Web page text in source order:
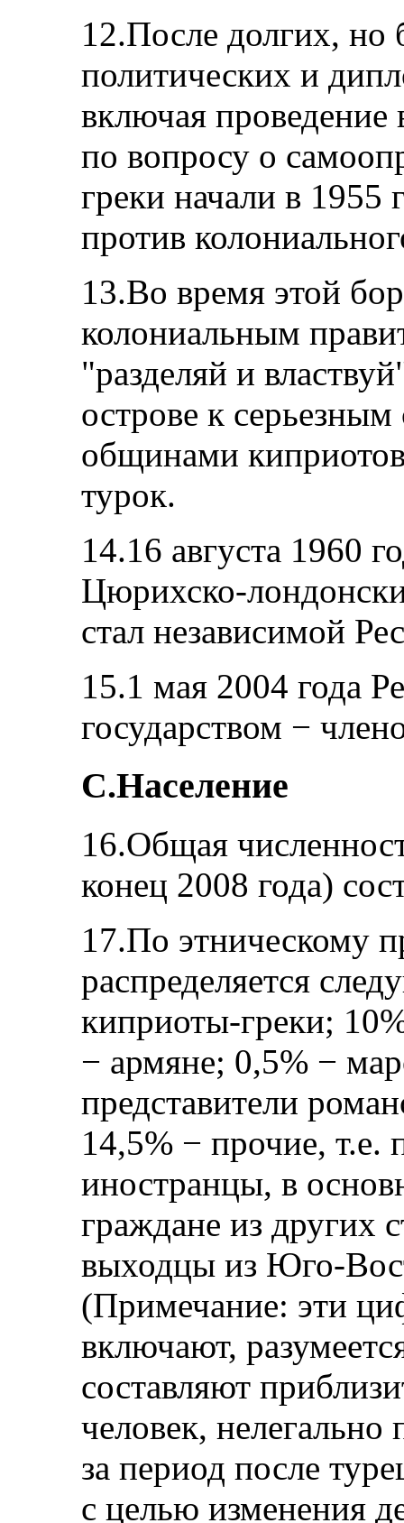
12.После долгих,
политических и
включая проведение
по вопросу о
греки начали в
против
13.Во время этой
колониальным
"разделяй и
острове к
общинами
турок.
14.16 августа 1960
Цюрихско-
стал независимой
15.1 мая 2004 года
государством −
С.Население
16.Общая
конец 2008 года)
17.По этническому
распределяется
киприоты-греки;
− армяне; 0,5% −
представители
14,5% − прочие,
иностранцы, в
граждане из других
выходцы из Юго-
(Примечание: эти
включают,
составляют
человек,
за период после
с целью изменения